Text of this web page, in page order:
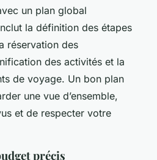
un plan global
la définition des étapes
réservation des
des activités et la
de voyage. Un bon plan
une vue d’ensemble,
et de respecter votre
précis